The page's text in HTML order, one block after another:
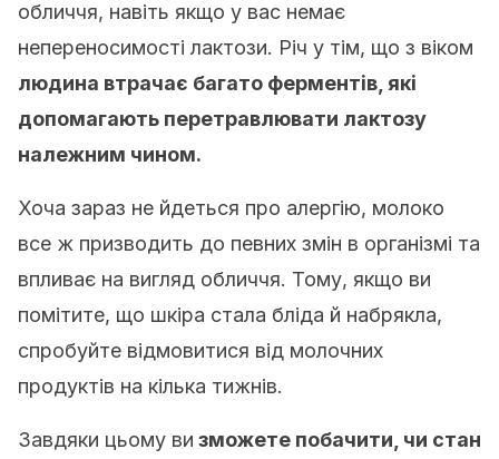
обличчя, навіть якщо у вас немає
непереносимості лактози. Річ у тім, що з віком
людина втрачає багато ферментів, які
допомагають перетравлювати лактозу
належним чином.
Хоча зараз не йдеться про алергію, молоко
все ж призводить до певних змін в організмі та
впливає на вигляд обличчя. Тому, якщо ви
помітите, що шкіра стала бліда й набрякла,
спробуйте відмовитися від молочних
продуктів на кілька тижнів.
Завдяки цьому ви зможете побачити, чи стан